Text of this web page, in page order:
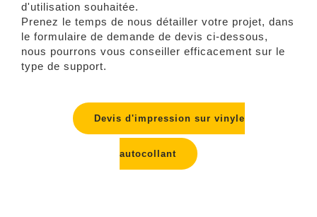
d'utilisation souhaitée.
Prenez le temps de nous détailler votre projet, dans
le formulaire de demande de devis ci-dessous,
nous pourrons vous conseiller efficacement sur le
type de support.
Devis d'impression sur vinyle
autocollant